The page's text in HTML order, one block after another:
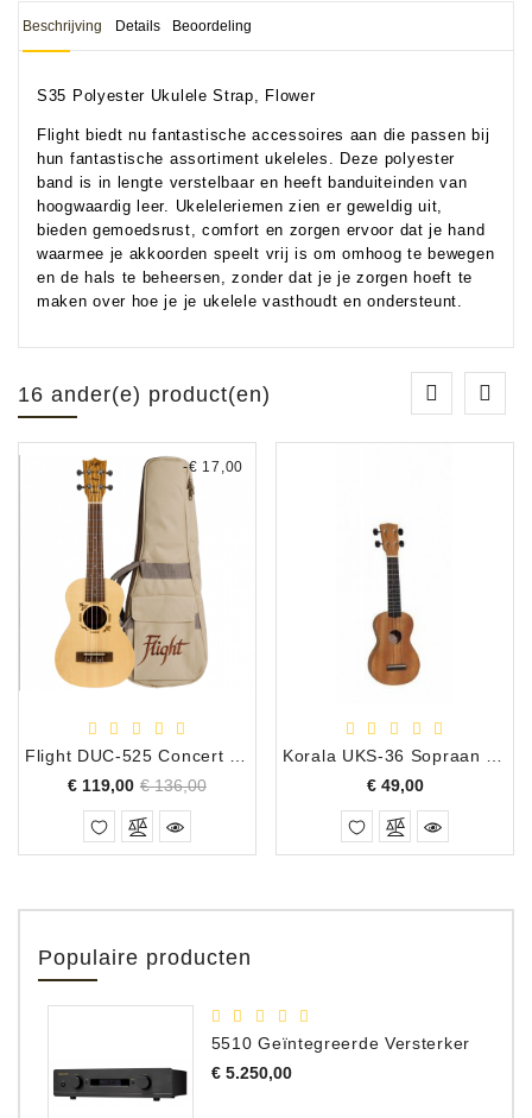
Beschrijving Details Beoordeling
S35 Polyester Ukulele Strap, Flower
Flight biedt nu fantastische accessoires aan die passen bij
hun fantastische assortiment ukeleles. Deze polyester
band is in lengte verstelbaar en heeft banduiteinden van
hoogwaardig leer. Ukeleleriemen zien er geweldig uit,
bieden gemoedsrust, comfort en zorgen ervoor dat je hand
waarmee je akkoorden speelt vrij is om omhoog te bewegen
en de hals te beheersen, zonder dat je je zorgen hoeft te
maken over hoe je je ukelele vasthoudt en ondersteunt.
16 ander(e) product(en)
-€ 17,00
€ 119,00 Normale
prijs
€ 136,00Prijs
€ 49,00Prijs
Populaire producten
5510 Geïntegreerde Versterker
€ 5.250,00Prijs